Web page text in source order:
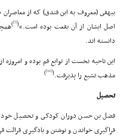
بیهقى (معروف به ابن فندق) که از
اصل ایشان از آن بقعت بوده است.»(
[7]
)
دانسته اند.
این ناحیه نخست از توابع قم بوده و
مذهب تشیع را پذیرفت.(
[10]
)
تحصیل
فضل بن حسن دوران کودکى و تحصیل خود
فراگیرى خواندن و نوشتن و یادگیرى